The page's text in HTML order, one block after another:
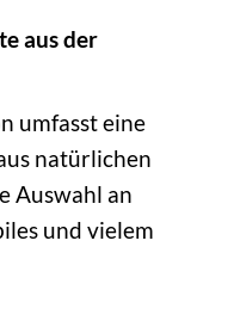
aus der
umfasst eine
natürlichen
Auswahl an
und vielem